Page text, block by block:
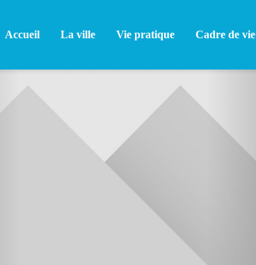
Accueil La ville Vie pratique Cadre de vie